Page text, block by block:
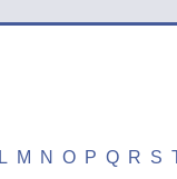
L M N O P Q R S